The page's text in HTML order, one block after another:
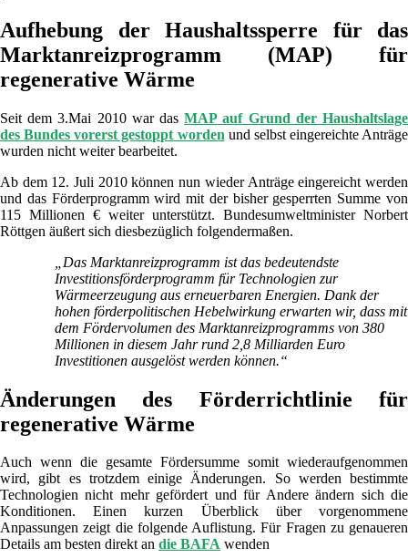
Aufhebung der Haushaltssperre für das
Marktanreizprogramm (MAP) für
regenerative Wärme
Seit dem 3.Mai 2010 war dasMAP auf Grund der Haushaltslage
des Bundes vorerst gestoppt worden und selbst eingereichte Anträge
wurden nicht weiter bearbeitet.
Ab dem 12. Juli 2010 können nun wieder Anträge eingereicht werden
und das Förderprogramm wird mit der bisher gesperrten Summe von
115 Millionen € weiter unterstützt. Bundesumweltminister Norbert
Röttgen äußert sich diesbezüglich folgendermaßen.
„Das Marktanreizprogramm ist das bedeutendste
Investitionsförderprogramm für Technologien zur
Wärmeerzeugung aus erneuerbaren Energien. Dank der
hohen förderpolitischen Hebelwirkung erwarten wir, dass mit
dem Fördervolumen des Marktanreizprogramms von 380
Millionen in diesem Jahr rund 2,8 Milliarden Euro
Investitionen ausgelöst werden können.“
Änderungen des Förderrichtlinie für
regenerative Wärme
Auch wenn die gesamte Fördersumme somit wiederaufgenommen
wird, gibt es trotzdem einige Änderungen. So werden bestimmte
Technologien nicht mehr gefördert und für Andere ändern sich die
Konditionen. Einen kurzen Überblick über vorgenommene
Anpassungen zeigt die folgende Auflistung. Für Fragen zu genaueren
Details am besten direkt an die BAFA wenden